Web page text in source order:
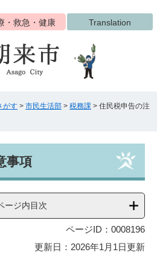
・救急・健康 Translation
がす > 市民生活部 > 税務課 > 住民税申告の注
事項
ージ内目次
ページID：0008196
更新日：2026年1月1日更新